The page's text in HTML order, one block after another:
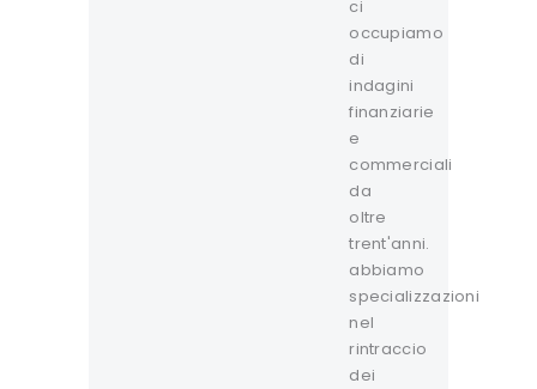
ci
occupiamo
di
indagini
finanziarie
e
commerciali
da
oltre
trent'anni.
abbiamo
specializzazioni
nel
rintraccio
dei